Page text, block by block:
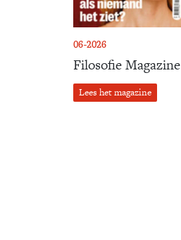
06-2026
Filosofie Magazine
Lees het magazine